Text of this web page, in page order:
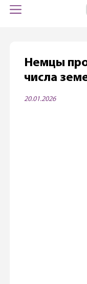
Немцы
числа
20.01.2026